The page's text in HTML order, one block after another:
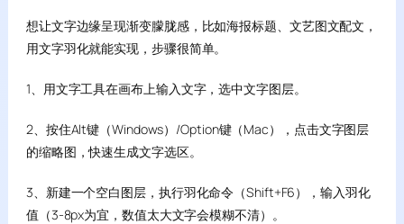
想让文字边缘呈现渐变朦胧感，比如海报标题、文艺图文配文，
用文字羽化就能实现，步骤很简单。
1、用文字工具在画布上输入文字，选中文字图层。
2、按住Alt键（Windows）/Option键（Mac），点击文字图层
的缩略图，快速生成文字选区。
3、新建一个空白图层，执行羽化命令（Shift+F6），输入羽化
值（3-8px为宜，数值太大文字会模糊不清）。